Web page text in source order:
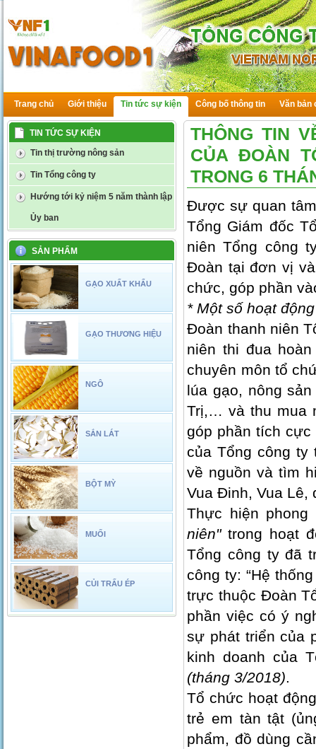
Trang chủ Giới thiệu Tin tức sự kiện Công bố thông tin Văn bản
TIN TỨC SỰ KIỆN
Tin thị trường nông sản
Tin Tổng công ty
Hướng tới kỷ niệm 5 năm thành lập
Ủy ban
SẢN PHẨM
GẠO XUẤT KHẨU
GẠO THƯƠNG HIỆU
NGÔ
SẮN LÁT
BỘT MỲ
MUỐI
CỦI TRẤU ÉP
THÔNG TIN
CỦA ĐOÀN
TRONG 6
Được sự quan
Tổng Giám đốc
niên Tổng công
Đoàn tại đơn vị
chức, góp phần
* Một số hoạt
Đoàn thanh niên
niên thi đua
chuyên môn tổ
lúa gạo, nông
Trị,… và thu mua
góp phần tích cực
của Tổng công ty
về nguồn và tìm
Vua Đinh, Vua
Thực hiện
niên"trong hoạt
Tổng công ty đã
công ty: “Hệ
trực thuộc Đoàn
phần việc có ý
sự phát triển của
kinh doanh của
(tháng 3/2018).
Tổ chức hoạt
trẻ em tàn tật
phẩm, đồ dùng